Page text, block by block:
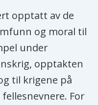
opptatt av de
og moral til
under
opptakten
til krigene på
For